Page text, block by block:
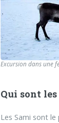
Excursion dans une
Qui sont les
Les Sami sont